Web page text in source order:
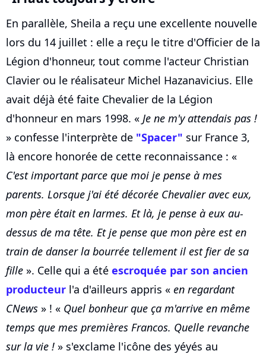
En parallèle, Sheila a reçu une excellente nouvelle
lors du 14 juillet : elle a reçu le titre d'Officier de la
Légion d'honneur, tout comme l'acteur Christian
Clavier ou le réalisateur Michel Hazanavicius. Elle
avait déjà été faite Chevalier de la Légion
d'honneur en mars 1998. « Je ne m'y attendais pas !
» confesse l'interprète de "Spacer" sur France 3,
là encore honorée de cette reconnaissance : «
C'est important parce que moi je pense à mes
parents. Lorsque j'ai été décorée Chevalier avec eux,
mon père était en larmes. Et là, je pense à eux au-
dessus de ma tête. Et je pense que mon père est en
train de danser la bourrée tellement il est fier de sa
fille ». Celle qui a été escroquée par son ancien
producteur l'a d'ailleurs appris « en regardant
CNews » ! « Quel bonheur que ça m'arrive en même
temps que mes premières Francos. Quelle revanche
sur la vie ! » s'exclame l'icône des yéyés au